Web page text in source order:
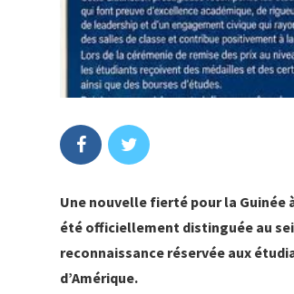
Une nouvelle fierté pour la Guinée
été officiellement distinguée au
reconnaissance réservée aux
d’Amérique.